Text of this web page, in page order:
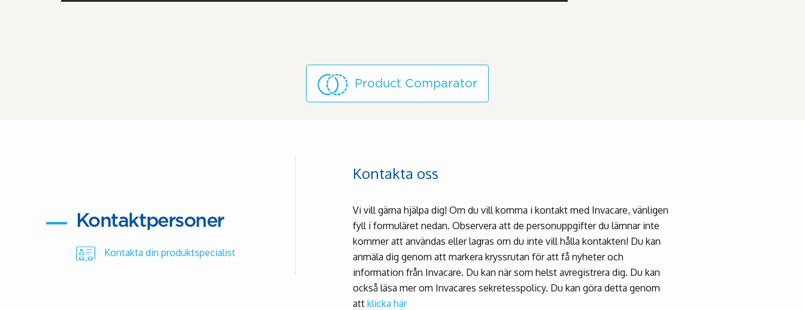
Product Comparator
Kontaktpersoner
Kontakta din produktspecialist
Kontakta oss
Vi vill gärna hjälpa dig! Om du vill komma i kontakt med Invacare, vänligen
fyll i formuläret nedan. Observera att de personuppgifter du lämnar inte
kommer att användas eller lagras om du inte vill hålla kontakten! Du kan
anmäla dig genom att markera kryssrutan för att få nyheter och
information från Invacare. Du kan när som helst avregistrera dig. Du kan
också läsa mer om Invacares sekretesspolicy. Du kan göra detta genom
attklicka här